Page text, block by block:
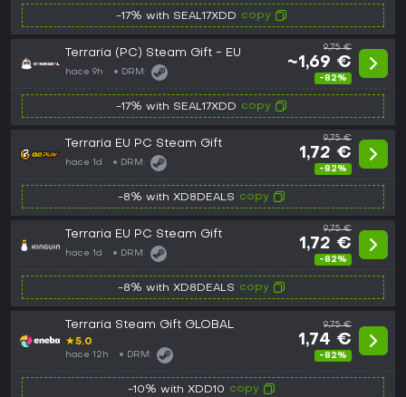
-17% with SEAL17XDD copy
Terraria (PC) Steam Gift - EU
hace 9h DRM:
9,75 €
~1,69 €
-82%
-17% with SEAL17XDD copy
Terraria EU PC Steam Gift
hace 1d DRM:
9,75 €
1,72 €
-82%
-8% with XD8DEALS copy
Terraria EU PC Steam Gift
hace 1d DRM:
9,75 €
1,72 €
-82%
-8% with XD8DEALS copy
Terraria Steam Gift GLOBAL
★5.0
hace 12h DRM:
9,75 €
1,74 €
-82%
-10% with XDD10 copy